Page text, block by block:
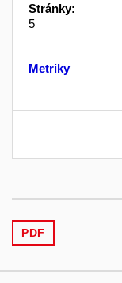
Stránky:
5
Metriky
PDF